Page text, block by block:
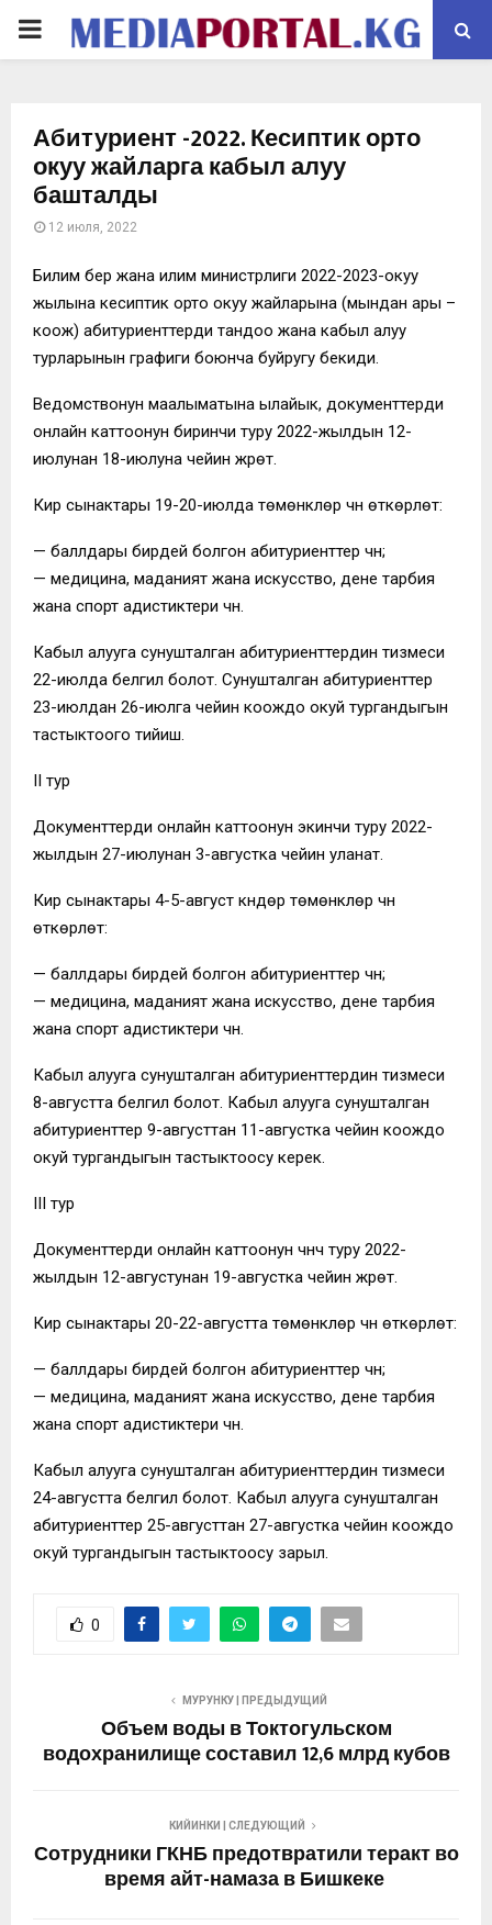
PRIMARY
Абитуриент -2022. Кесиптик орто
окуу жайларга кабыл алуу
башталды
12 июля, 2022
Билим берүү жана илим министрлиги 2022-2023-окуу
жылына кесиптик орто окуу жайларына (мындан ары –
коож) абитуриенттерди тандоо жана кабыл алуу
турларынын графиги боюнча буйругу бекиди.
Ведомствонун маалыматына ылайык, документтерди
онлайн каттоонун биринчи туру 2022-жылдын 12-
июлунан 18-июлуна чейин жүрөт.
Кирүү сынактары 19-20-июлда төмөнкүлөр үчүн өткөрүлөт:
— баллдары бирдей болгон абитуриенттер үчүн;
— медицина, маданият жана искусство, дене тарбия
жана спорт адистиктери үчүн.
Кабыл алууга сунушталган абитуриенттердин тизмеси
22-июлда белгилүү болот. Сунушталган абитуриенттер
23-июлдан 26-июлга чейин коождо окуй тургандыгын
тастыктоого тийиш.
II тур
Документтерди онлайн каттоонун экинчи туру 2022-
жылдын 27-июлунан 3-августка чейин уланат.
Кирүү сынактары 4-5-август күндөрү төмөнкүлөр үчүн
өткөрүлөт:
— баллдары бирдей болгон абитуриенттер үчүн;
— медицина, маданият жана искусство, дене тарбия
жана спорт адистиктери үчүн.
Кабыл алууга сунушталган абитуриенттердин тизмеси
8-августта белгилүү болот. Кабыл алууга сунушталган
абитуриенттер 9-августтан 11-августка чейин коождо
окуй тургандыгын тастыктоосу керек.
III тур
Документтерди онлайн каттоонун үчүнчү туру 2022-
жылдын 12-августунан 19-августка чейин жүрөт.
Кирүү сынактары 20-22-августта төмөнкүлөр үчүн өткөрүлөт:
— баллдары бирдей болгон абитуриенттер үчүн;
— медицина, маданият жана искусство, дене тарбия
жана спорт адистиктери үчүн.
Кабыл алууга сунушталган абитуриенттердин тизмеси
24-августта белгилүү болот. Кабыл алууга сунушталган
абитуриенттер 25-августтан 27-августка чейин коождо
окуй тургандыгын тастыктоосу зарыл.
0
МУРУНКУ | ПРЕДЫДУЩИЙ
Объем воды в Токтогульском
водохранилище составил 12,6 млрд кубов
КИЙИНКИ | СЛЕДУЮЩИЙ
Сотрудники ГКНБ предотвратили теракт во
время айт-намаза в Бишкеке